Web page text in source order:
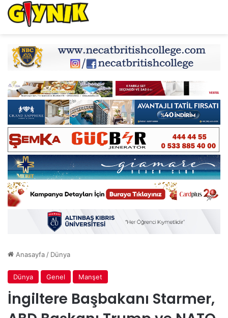
Anasayfa/ Dünya
Dünya Genel Manşet
İngiltere Başbakanı Starmer,